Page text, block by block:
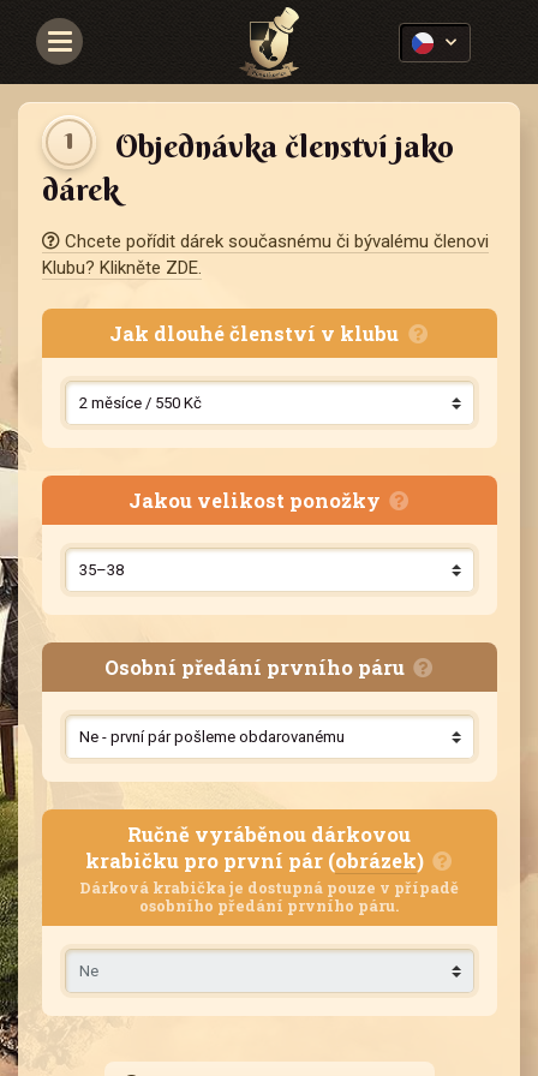
Navigace
1
Objednávka členství jako
dárek
Chcete pořídit dárek současnému či bývalému členovi
Klubu? Klikněte ZDE.
Jak dlouhé členství v klubu
Jakou velikost ponožky
Osobní předání prvního páru
Ručně vyráběnou dárkovou
krabičku pro první pár (obrázek)
Dárková krabička je dostupná pouze v případě
osobního předání prvního páru.